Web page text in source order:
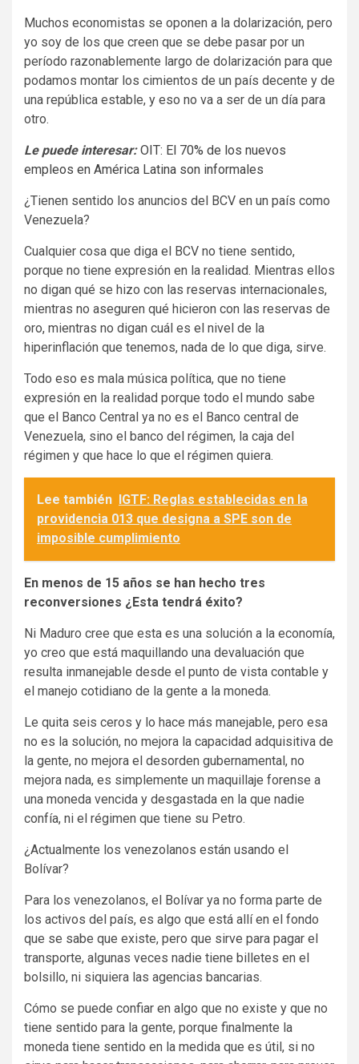
Muchos economistas se oponen a la dolarización, pero
yo soy de los que creen que se debe pasar por un
período razonablemente largo de dolarización para que
podamos montar los cimientos de un país decente y de
una república estable, y eso no va a ser de un día para
otro.
Le puede interesar:OIT: El 70% de los nuevos
empleos en América Latina son informales
¿Tienen sentido los anuncios del BCV en un país como
Venezuela?
Cualquier cosa que diga el BCV no tiene sentido,
porque no tiene expresión en la realidad. Mientras ellos
no digan qué se hizo con las reservas internacionales,
mientras no aseguren qué hicieron con las reservas de
oro, mientras no digan cuál es el nivel de la
hiperinflación que tenemos, nada de lo que diga, sirve.
Todo eso es mala música política, que no tiene
expresión en la realidad porque todo el mundo sabe
que el Banco Central ya no es el Banco central de
Venezuela, sino el banco del régimen, la caja del
régimen y que hace lo que el régimen quiera.
Lee también IGTF: Reglas establecidas en la
providencia 013 que designa a SPE son de
imposible cumplimiento
En menos de 15 años se han hecho tres
reconversiones ¿Esta tendrá éxito?
Ni Maduro cree que esta es una solución a la economía,
yo creo que está maquillando una devaluación que
resulta inmanejable desde el punto de vista contable y
el manejo cotidiano de la gente a la moneda.
Le quita seis ceros y lo hace más manejable, pero esa
no es la solución, no mejora la capacidad adquisitiva de
la gente, no mejora el desorden gubernamental, no
mejora nada, es simplemente un maquillaje forense a
una moneda vencida y desgastada en la que nadie
confía, ni el régimen que tiene su Petro.
¿Actualmente los venezolanos están usando el
Bolívar?
Para los venezolanos, el Bolívar ya no forma parte de
los activos del país, es algo que está allí en el fondo
que se sabe que existe, pero que sirve para pagar el
transporte, algunas veces nadie tiene billetes en el
bolsillo, ni siquiera las agencias bancarias.
Cómo se puede confiar en algo que no existe y que no
tiene sentido para la gente, porque finalmente la
moneda tiene sentido en la medida que es útil, si no